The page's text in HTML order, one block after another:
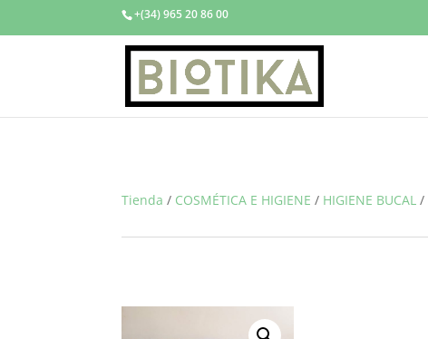
+(34) 965 20 86 00
Tienda / COSMÉTICA E HIGIENE / HIGIENE BUCAL /